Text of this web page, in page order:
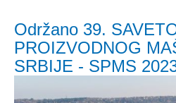
Održano 39.
PROIZVODNOG
SRBIJE - SPMS